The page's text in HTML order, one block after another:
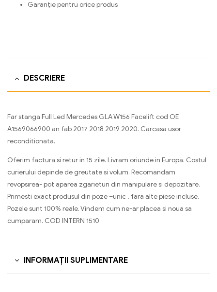
Garanție pentru orice produs
DESCRIERE
Far stanga Full Led Mercedes GLA W156 Facelift cod OE
A1569066900 an fab 2017 2018 2019 2020. Carcasa usor
reconditionata.
Oferim factura si retur in 15 zile. Livram oriunde in Europa. Costul
curierului depinde de greutate si volum. Recomandam
revopsirea- pot aparea zgarieturi din manipulare si depozitare.
Primesti exact produsul din poze –unic , fara alte piese incluse.
Pozele sunt 100% reale. Vindem cum ne-ar placea si noua sa
cumparam. COD INTERN 1510
INFORMAȚII SUPLIMENTARE